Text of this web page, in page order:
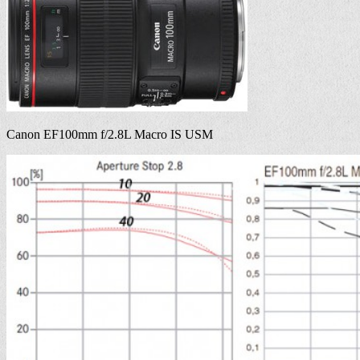
Canon EF100mm f/2.8L Macro IS USM